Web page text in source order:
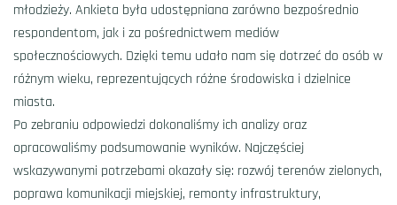
młodzieży. Ankieta była udostępniana zarówno bezpośrednio
respondentom, jak i za pośrednictwem mediów
społecznościowych. Dzięki temu udało nam się dotrzeć do osób w
różnym wieku, reprezentujących różne środowiska i dzielnice
miasta.
Po zebraniu odpowiedzi dokonaliśmy ich analizy oraz
opracowaliśmy podsumowanie wyników. Najczęściej
wskazywanymi potrzebami okazały się: rozwój terenów zielonych,
poprawa komunikacji miejskiej, remonty infrastruktury,